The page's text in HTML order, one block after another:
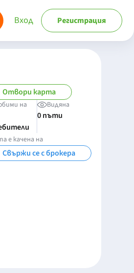
Вход Регистрация
Отвори карта
на Видяна
0 пъти
е качена на
Свържи се с брокера